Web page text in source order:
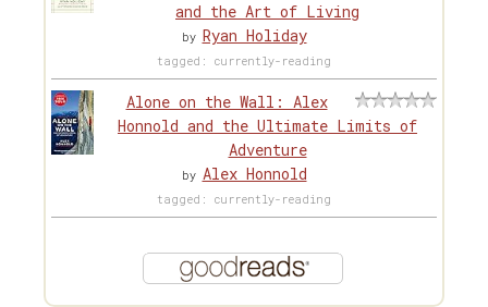
and the Art of Living
by Ryan Holiday
tagged: currently-reading
Alone on the Wall: Alex
Honnold and the Ultimate Limits of
Adventure
by Alex Honnold
tagged: currently-reading